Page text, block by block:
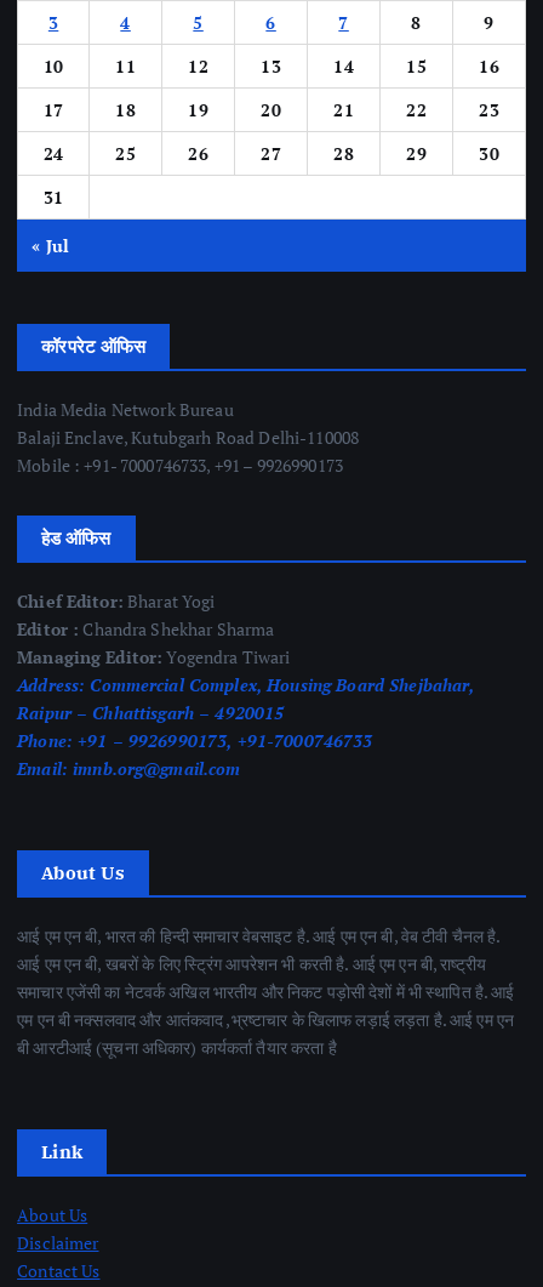
3
4 5 6 7 8
9
10
11 12 13 14 15
16
17
18 19 20 21 22
23
24
25 26 27 28 29
30
31
« Jul
कॉरपरेट ऑफिस
India Media Network Bureau
Balaji Enclave, Kutubgarh Road Delhi-110008
Mobile : +91- 7000746733, +91 – 9926990173
हेड ऑफिस
Chief Editor: Bharat Yogi
Editor : Chandra Shekhar Sharma
Managing Editor: Yogendra Tiwari
Address: Commercial Complex, Housing Board Shejbahar,
Raipur – Chhattisgarh – 4920015
Phone: +91 – 9926990173, +91-7000746733
Email: imnb.org@gmail.com
About Us
आई एम एन बी, भारत की हिन्दी समाचार वेबसाइट है. आई एम एन बी, वेब टीवी चैनल है.
आई एम एन बी, खबरों के लिए स्ट्रिंग आपरेशन भी करती है. आई एम एन बी, राष्ट्रीय
समाचार एजेंसी का नेटवर्क अखिल भारतीय और निकट पड़ोसी देशों में भी स्थापित है. आई
एम एन बी नक्सलवाद और आतंकवाद ,भ्रष्टाचार के खिलाफ लड़ाई लड़ता है. आई एम एन
बी आरटीआई (सूचना अधिकार) कार्यकर्ता तैयार करता है
Link
About Us
Disclaimer
Contact Us